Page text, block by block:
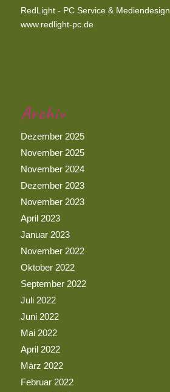
RedLight - PC Service & Mediendesign
www.redlight-pc.de
Archiv
Dezember 2025
November 2025
November 2024
Dezember 2023
November 2023
April 2023
Januar 2023
November 2022
Oktober 2022
September 2022
Juli 2022
Juni 2022
Mai 2022
April 2022
März 2022
Februar 2022